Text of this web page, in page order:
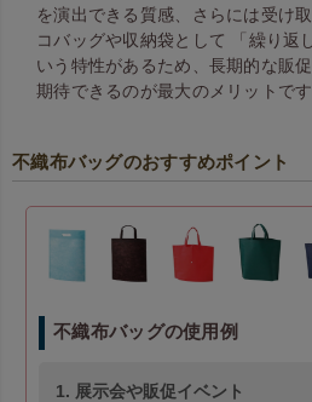
を演出できる質感、さらには受け
コバッグや収納袋として 「繰り返
いう特性があるため、長期的な販
期待できるのが最大のメリットです
不織布バッグのおすすめポイント
不織布バッグの使用例
1. 展示会や販促イベント